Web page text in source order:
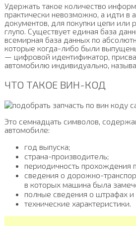
Удержать такое количество
практически невозможно, а идти в
документов, для покупки цепи или
глупо. Существует единая база
всемирная база данных по
которые когда-либо были
— цифровой идентификатор,
автомобилю индивидуально,
ЧТО ТАКОЕ ВИН-КОД
Это семнадцать символов,
автомобиле:
год выпуска;
страна-производитель;
периодичность прохождения
сведения о дорожно-
в которых машина была
полные сведения о штрафах и
технические характеристики.